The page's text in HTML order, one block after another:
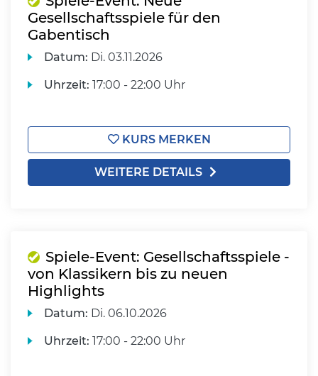
Gesellschaftsspiele für den
Gabentisch
Datum: Di. 03.11.2026
Uhrzeit: 17:00 - 22:00 Uhr
KURS MERKEN
WEITERE DETAILS
Spiele-Event: Gesellschaftsspiele -
von Klassikern bis zu neuen
Highlights
Datum: Di. 06.10.2026
Uhrzeit: 17:00 - 22:00 Uhr